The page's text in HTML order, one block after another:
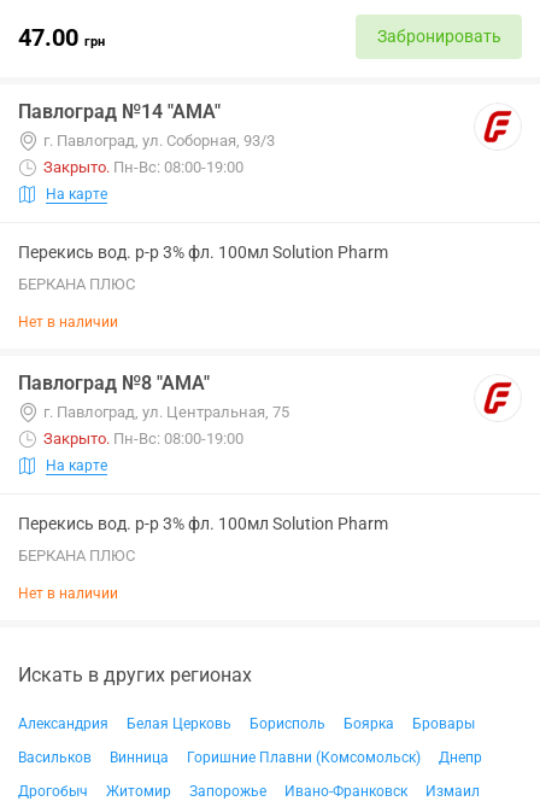
47.00 грн Забронировать
Павлоград №14 "АМА"
г. Павлоград, ул. Соборная, 93/3
Закрыто. Пн-Вс: 08:00-19:00
На карте
Перекись вод. р-р 3% фл. 100мл Solution Pharm
БЕРКАНА ПЛЮС
Нет в наличии
Павлоград №8 "АМА"
г. Павлоград, ул. Центральная, 75
Закрыто. Пн-Вс: 08:00-19:00
На карте
Перекись вод. р-р 3% фл. 100мл Solution Pharm
БЕРКАНА ПЛЮС
Нет в наличии
Искать в других регионах
Александрия Белая Церковь Борисполь Боярка
Бровары
Васильков
Винница Горишние Плавни (Комсомольск)
Днепр
Дрогобыч
Житомир Запорожье Ивано-Франковск
Измаил